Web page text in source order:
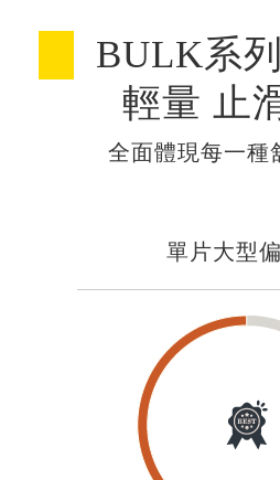
BULK系
輕量 止
全面體現每一種
單片大型